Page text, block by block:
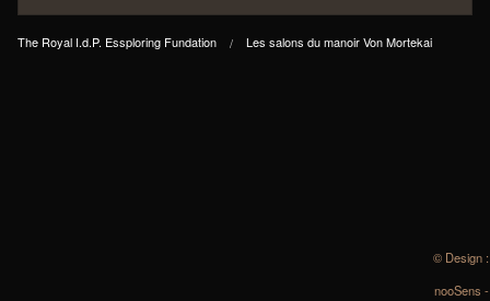
The Royal I.d.P. Essploring Fundation Les salons du manoir Von Mortekai
© Design :
nooSens -